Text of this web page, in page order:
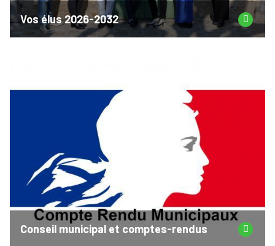
Vos élus 2026-2032
Conseil municipal et comptes-rendus